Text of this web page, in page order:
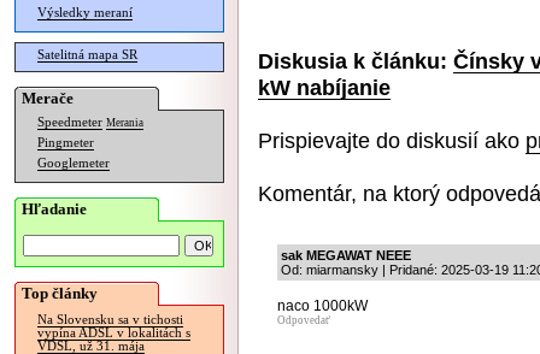
Výsledky meraní
Satelitná mapa SR
Merače
Speedmeter Merania
Pingmeter
Googlemeter
Hľadanie
Top články
Na Slovensku sa v tichosti
vypína ADSL v lokalitách s
VDSL, už 31. mája
Diskusia k článku: Čínsky
kW nabíjanie
Prispievajte do diskusií ako
Komentár, na ktorý
sak MEGAWAT NEEE
Od: miarmansky | Pridané: 2025-03-19
naco 1000kW
Odpovedať